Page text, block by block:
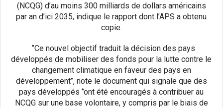
(NCQG) d’au moins 300 milliards de dollars américains
par an d’ici 2035, indique le rapport dont l’APS a obtenu
copie.
‘’Ce nouvel objectif traduit la décision des pays
développés de mobiliser des fonds pour la lutte contre le
changement climatique en faveur des pays en
développement’’, note le document qui signale que des
pays développés ‘’ont été encouragés à contribuer au
NCQG sur une base volontaire, y compris par le biais de